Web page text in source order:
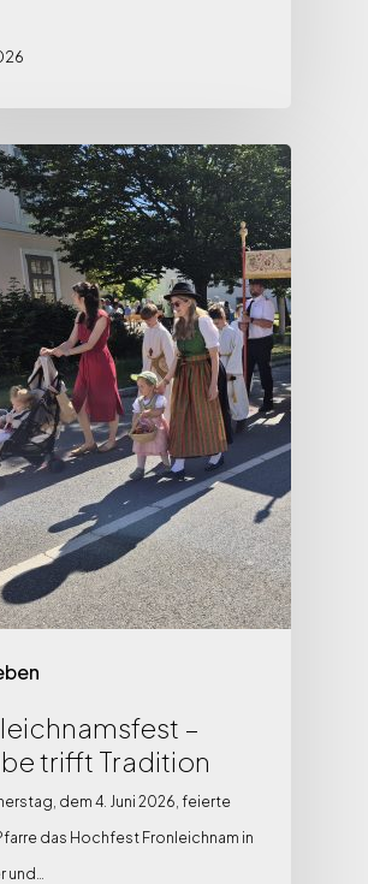
–
trifft Tradition
dem 4. Juni 2026, feierte
das Hochfest Fronleichnam in